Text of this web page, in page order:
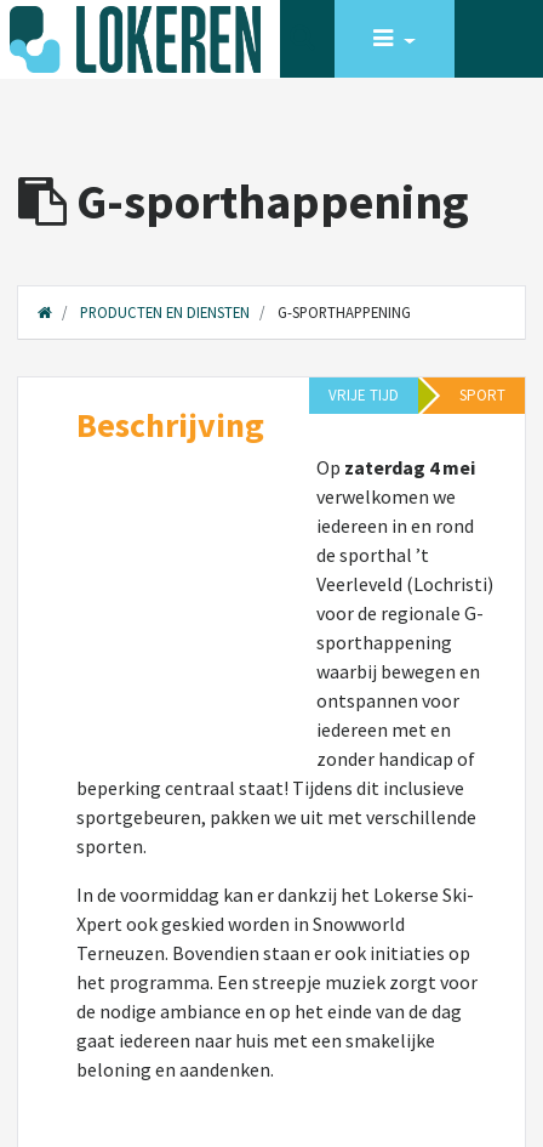
G-sporthappening
PRODUCTEN EN DIENSTEN G-SPORTHAPPENING
VRIJE TIJD SPORT
Beschrijving
Op zaterdag 4 mei
verwelkomen we
iedereen in en rond
de sporthal ’t
Veerleveld (Lochristi)
voor de regionale G-
sporthappening
waarbij bewegen en
ontspannen voor
iedereen met en
zonder handicap of
beperking centraal staat! Tijdens dit inclusieve
sportgebeuren, pakken we uit met verschillende
sporten.
In de voormiddag kan er dankzij het Lokerse Ski-
Xpert ook geskied worden in Snowworld
Terneuzen. Bovendien staan er ook initiaties op
het programma. Een streepje muziek zorgt voor
de nodige ambiance en op het einde van de dag
gaat iedereen naar huis met een smakelijke
beloning en aandenken.